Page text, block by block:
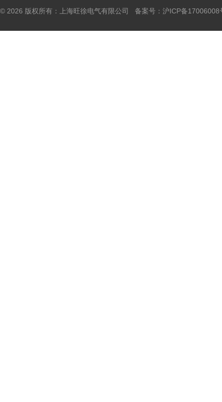
© 2026 版权所有：上海旺徐电气有限公司 备案号： 沪ICP备17006008